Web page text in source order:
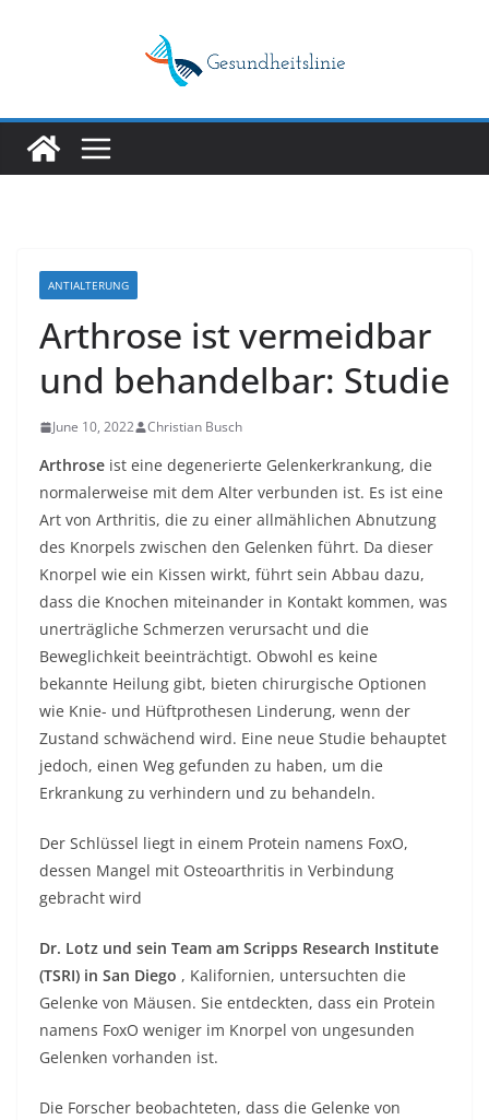
ANTIALTERUNG
Arthrose ist vermeidbar
und behandelbar: Studie
June 10, 2022 Christian Busch
Arthrose ist eine degenerierte Gelenkerkrankung, die
normalerweise mit dem Alter verbunden ist. Es ist eine
Art von Arthritis, die zu einer allmählichen Abnutzung
des Knorpels zwischen den Gelenken führt. Da dieser
Knorpel wie ein Kissen wirkt, führt sein Abbau dazu,
dass die Knochen miteinander in Kontakt kommen, was
unerträgliche Schmerzen verursacht und die
Beweglichkeit beeinträchtigt. Obwohl es keine
bekannte Heilung gibt, bieten chirurgische Optionen
wie Knie- und Hüftprothesen Linderung, wenn der
Zustand schwächend wird. Eine neue Studie behauptet
jedoch, einen Weg gefunden zu haben, um die
Erkrankung zu verhindern und zu behandeln.
Der Schlüssel liegt in einem Protein namens FoxO,
dessen Mangel mit Osteoarthritis in Verbindung
gebracht wird
Dr. Lotz und sein Team am Scripps Research Institute
(TSRI) in San Diego , Kalifornien, untersuchten die
Gelenke von Mäusen. Sie entdeckten, dass ein Protein
namens FoxO weniger im Knorpel von ungesunden
Gelenken vorhanden ist.
Die Forscher beobachteten, dass die Gelenke von